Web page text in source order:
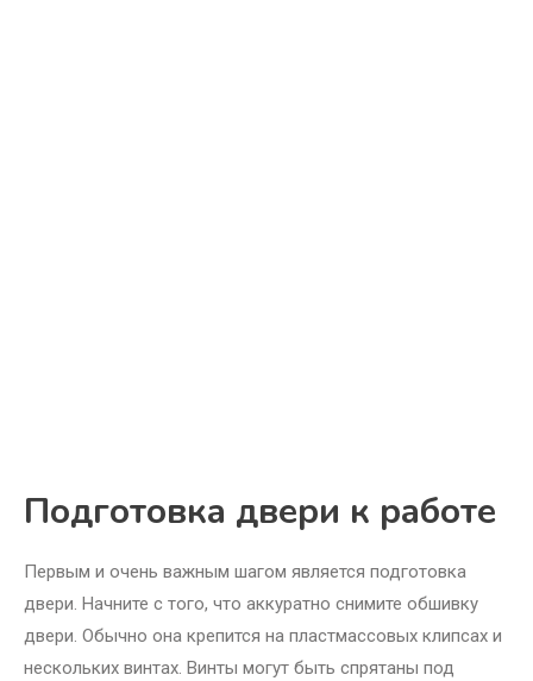
Подготовка двери к работе
Первым и очень важным шагом является подготовка
двери. Начните с того, что аккуратно снимите обшивку
двери. Обычно она крепится на пластмассовых клипсах и
нескольких винтах. Винты могут быть спрятаны под